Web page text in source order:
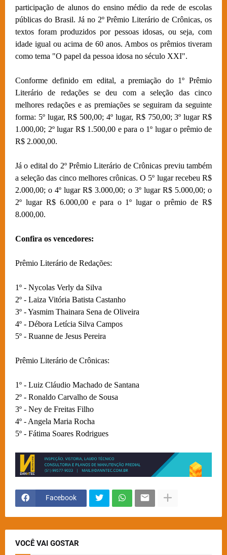
participação de alunos do ensino médio da rede de escolas
públicas do Brasil. Já no 2º Prêmio Literário de Crônicas, os
textos foram produzidos por pessoas idosas, ou seja, com
idade igual ou acima de 60 anos. Ambos os prêmios tiveram
como tema "O papel da pessoa idosa no século XXI".
Conforme definido em edital, a premiação do 1º Prêmio
Literário de redações se deu com a seleção das cinco
melhores redações e as premiações se seguiram da seguinte
forma: 5º lugar, R$ 500,00; 4º lugar, R$ 750,00; 3º lugar R$
1.000,00; 2º lugar R$ 1.500,00 e para o 1º lugar o prêmio de
R$ 2.000,00.
Já o edital do 2º Prêmio Literário de Crônicas previu também
a seleção das cinco melhores crônicas. O 5º lugar recebeu R$
2.000,00; o 4º lugar R$ 3.000,00; o 3º lugar R$ 5.000,00; o
2º lugar R$ 6.000,00 e para o 1º lugar o prêmio de R$
8.000,00.
Confira os vencedores:
Prêmio Literário de Redações:
1º - Nycolas Verly da Silva
2º - Laiza Vitória Batista Castanho
3º - Yasmim Thainara Sena de Oliveira
4º - Débora Letícia Silva Campos
5º - Ruanne de Jesus Pereira
Prêmio Literário de Crônicas:
1º - Luiz Cláudio Machado de Santana
2º - Ronaldo Carvalho de Sousa
3º - Ney de Freitas Filho
4º - Angela Maria Rocha
5º - Fátima Soares Rodrigues
Facebook
VOCÊ VAI GOSTAR